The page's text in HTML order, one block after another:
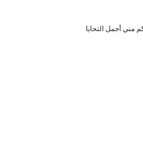
مني أجمل التحايا